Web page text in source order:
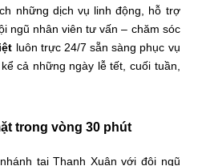
những dịch vụ linh động, hỗ trợ
ngũ nhân viên tư vấn – chăm sóc
luôn trực 24/7 sẵn sàng phục vụ
cả những ngày lễ tết, cuối tuần,
trong vòng 30 phút
tại Thanh Xuân với đội ngũ